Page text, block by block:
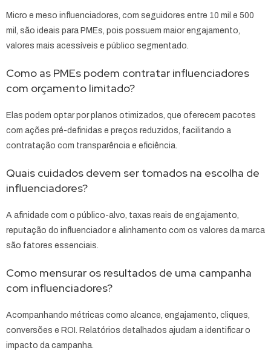
Micro e meso influenciadores, com seguidores entre 10 mil e 500
mil, são ideais para PMEs, pois possuem maior engajamento,
valores mais acessíveis e público segmentado.
Como as PMEs podem contratar influenciadores
com orçamento limitado?
Elas podem optar por planos otimizados, que oferecem pacotes
com ações pré-definidas e preços reduzidos, facilitando a
contratação com transparência e eficiência.
Quais cuidados devem ser tomados na escolha de
influenciadores?
A afinidade com o público-alvo, taxas reais de engajamento,
reputação do influenciador e alinhamento com os valores da marca
são fatores essenciais.
Como mensurar os resultados de uma campanha
com influenciadores?
Acompanhando métricas como alcance, engajamento, cliques,
conversões e ROI. Relatórios detalhados ajudam a identificar o
impacto da campanha.